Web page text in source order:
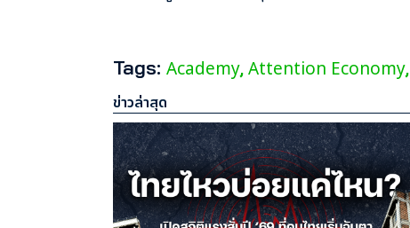
Tags: Academy, Attention Economy,
ข่าวล่าสุด